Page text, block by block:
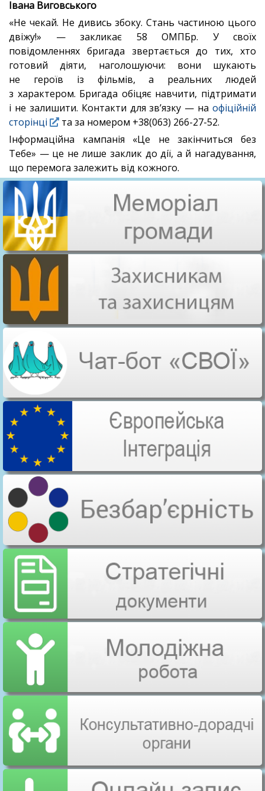
Івана Виговського
«Не чекай. Не дивись збоку. Стань частиною цього
двіжу!» — закликає 58 ОМПБр. У своїх
повідомленнях бригада звертається до тих, хто
готовий діяти, наголошуючи: вони шукають
не героїв із фільмів, а реальних людей
з характером. Бригада обіцяє навчити, підтримати
і не залишити. Контакти для зв’язку — на офіційній
сторінці
та за номером +38(063) 266-27-52.
Інформаційна кампанія «Це не закінчиться без
Тебе» — це не лише заклик до дії, а й нагадування,
що перемога залежить від кожного.